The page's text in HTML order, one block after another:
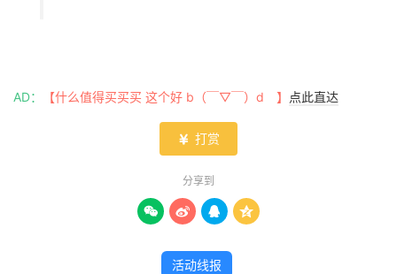
AD： 【什么值得买买买 这个好 b（￣▽￣）d 】 点此直达
 打赏
分享到
   
活动线报